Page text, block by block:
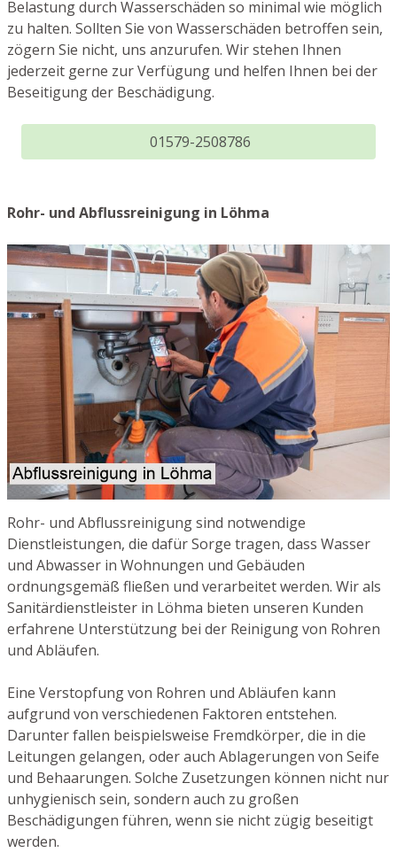
Belastung durch Wasserschäden so minimal wie möglich
zu halten. Sollten Sie von Wasserschäden betroffen sein,
zögern Sie nicht, uns anzurufen. Wir stehen Ihnen
jederzeit gerne zur Verfügung und helfen Ihnen bei der
Beseitigung der Beschädigung.
01579-2508786
Rohr- und Abflussreinigung in Löhma
Rohr- und Abflussreinigung sind notwendige
Dienstleistungen, die dafür Sorge tragen, dass Wasser
und Abwasser in Wohnungen und Gebäuden
ordnungsgemäß fließen und verarbeitet werden. Wir als
Sanitärdienstleister in Löhma bieten unseren Kunden
erfahrene Unterstützung bei der Reinigung von Rohren
und Abläufen.
Eine Verstopfung von Rohren und Abläufen kann
aufgrund von verschiedenen Faktoren entstehen.
Darunter fallen beispielsweise Fremdkörper, die in die
Leitungen gelangen, oder auch Ablagerungen von Seife
und Behaarungen. Solche Zusetzungen können nicht nur
unhygienisch sein, sondern auch zu großen
Beschädigungen führen, wenn sie nicht zügig beseitigt
werden.